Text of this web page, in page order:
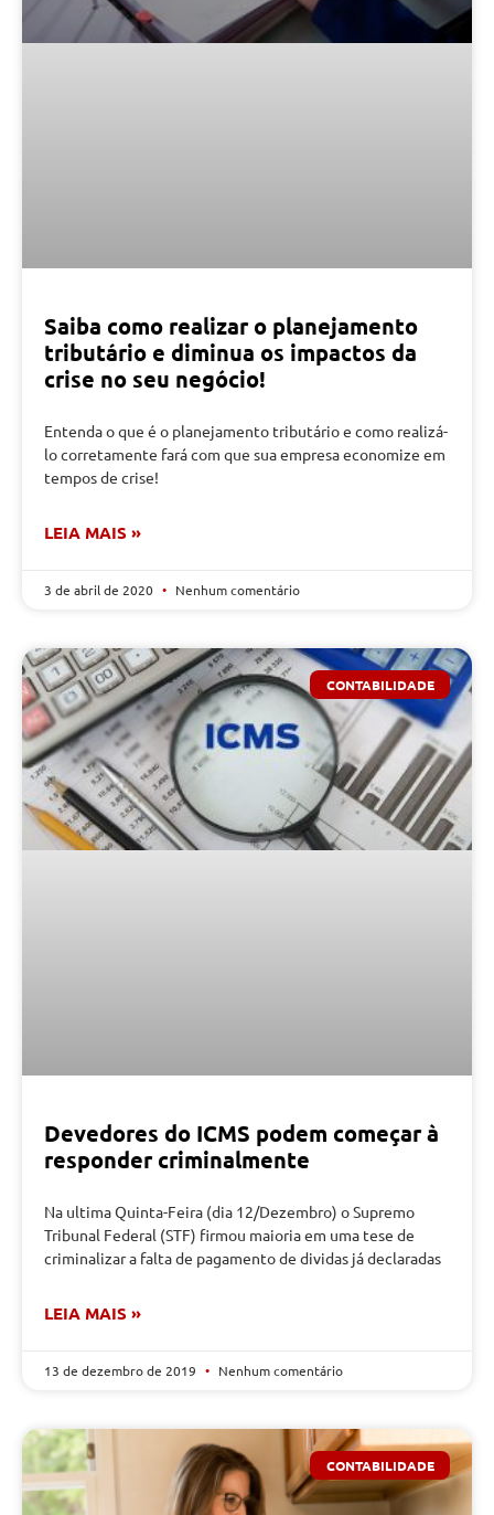
Saiba como realizar o planejamento
tributário e diminua os impactos da
crise no seu negócio!
Entenda o que é o planejamento tributário e como realizá-
lo corretamente fará com que sua empresa economize em
tempos de crise!
LEIA MAIS »
3 de abril de 2020 Nenhum comentário
CONTABILIDADE
Devedores do ICMS podem começar à
responder criminalmente
Na ultima Quinta-Feira (dia 12/Dezembro) o Supremo
Tribunal Federal (STF) firmou maioria em uma tese de
criminalizar a falta de pagamento de dividas já declaradas
LEIA MAIS »
13 de dezembro de 2019 Nenhum comentário
CONTABILIDADE